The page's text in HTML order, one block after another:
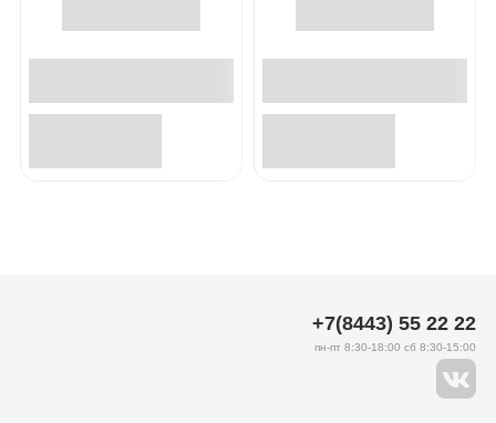
+7(8443) 55 22 22
пн-пт 8:30-18:00 сб 8:30-15:00